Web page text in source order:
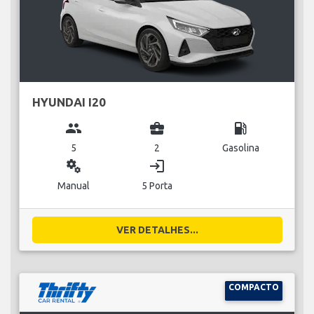
HYUNDAI I20
group
5
business_center
2
local_gas_station
Gasolina
miscellaneous_services
Manual
login
5 Porta
VER DETALHES...
COMPACTO